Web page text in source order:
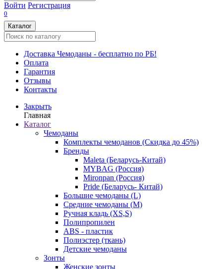
Войти Регистрация
0
Каталог
Доставка Чемоданы - бесплатно по РБ!
Оплата
Гарантия
Отзывы
Контакты
Закрыть
Главная
Каталог
Чемоданы
Комплекты чемоданов (Скидка до 45%)
Бренды
Maleta (Беларусь-Китай)
MYBAG (Россия)
Mironpan (Россия)
Pride (Беларусь- Китай)
Большие чемоданы (L)
Средние чемоданы (M)
Ручная кладь (XS,S)
Полипропилен
ABS - пластик
Полиэстер (ткань)
Детские чемоданы
Зонты
Женские зонты